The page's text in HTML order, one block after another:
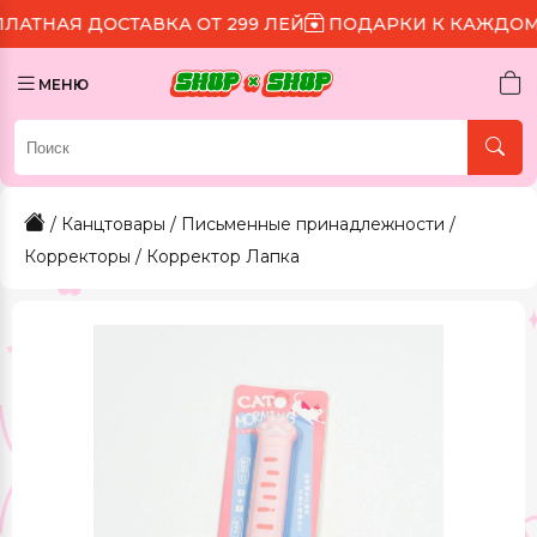
ОТ 299 ЛЕЙ ПОДАРКИ К КАЖДОМУ ЗАКАЗУ
МЕНЮ
/ Канцтовары / Письменные принадлежности /
Корректоры / Корректор Лапка